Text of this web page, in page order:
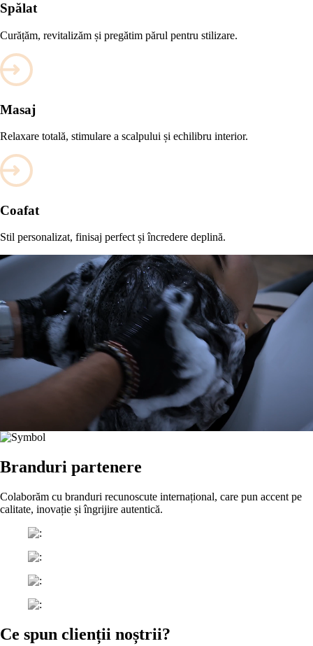
Spălat
Curățăm, revitalizăm și pregătim părul pentru stilizare.
Masaj
Relaxare totală, stimulare a scalpului și echilibru interior.
Coafat
Stil personalizat, finisaj perfect și încredere deplină.
Branduri partenere
Colaborăm cu branduri recunoscute internațional, care pun accent pe
calitate, inovație și îngrijire autentică.
Ce spun clienții noștrii?